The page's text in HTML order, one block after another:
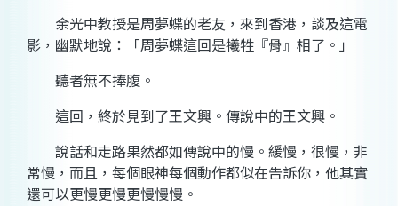
余光中教授是周夢蝶的老友，來到香港，談及這電
影，幽默地說：「周夢蝶這回是犧牲『骨』相了。」
聽者無不捧腹。
這回，終於見到了王文興。傳說中的王文興。
說話和走路果然都如傳說中的慢。緩慢，很慢，非
常慢，而且，每個眼神每個動作都似在告訴你，他其實
還可以更慢更慢更慢慢慢。